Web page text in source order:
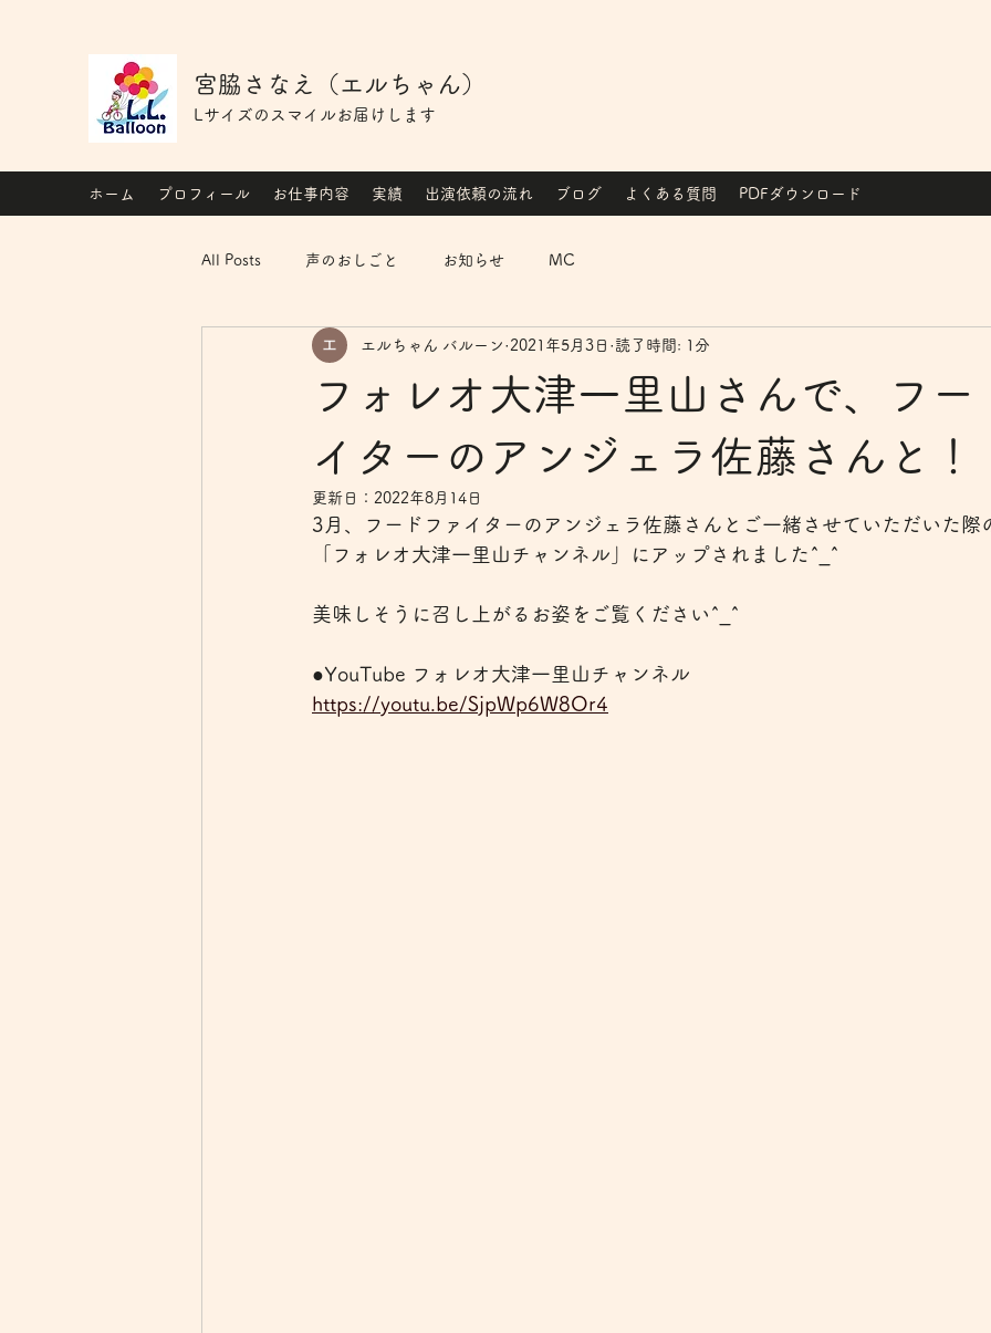
宮脇さなえ（エルちゃん）
Lサイズのスマイルお届けします
ホーム プロフィール お仕事内容 実績 出演依頼の流れ ブログ よくある質問 PDFダウンロード
All Posts 声のおしごと お知らせ MC
フォレオ大津一里山さんで、フー
イターのアンジェラ佐藤さんと！
エルちゃん バルーン 2021年5月3日 読了時間: 1分
更新日： 2022年8月14日
3月、フードファイターのアンジェラ佐藤さんとご一緒させていただいた際
「フォレオ大津一里山チャンネル」にアップされました^_^
美味しそうに召し上がるお姿をご覧ください^_^
●YouTube フォレオ大津一里山チャンネル
https://youtu.be/SjpWp6W8Or4